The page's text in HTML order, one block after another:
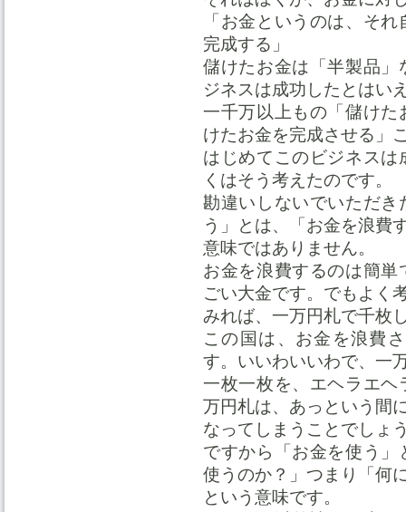
「お金というのは、そ
完成する」
儲けたお金は「半製品
ジネスは成功したとはい
一千万以上もの「儲け
けたお金を完成させる」
はじめてこのビジネス
くはそう考えたのです。
勘違いしないでいただ
う」とは、「お金を浪費
意味ではありません。
お金を浪費するのは簡
ごい大金です。でもよく
みれば、一万円札で千枚
この国は、お金を浪費
す。いいわいいわで、一
一枚一枚を、エヘラエ
万円札は、あっという間
なってしまうことでしょ
ですから「お金を使う
使うのか？」つまり「何
という意味です。